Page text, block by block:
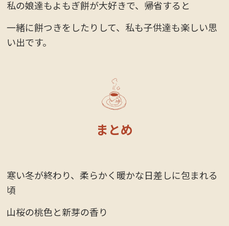
私の娘達もよもぎ餅が大好きで、帰省すると
一緒に餅つきをしたりして、私も子供達も楽しい思
い出です。
まとめ
寒い冬が終わり、柔らかく暖かな日差しに包まれる
頃
山桜の桃色と新芽の香り